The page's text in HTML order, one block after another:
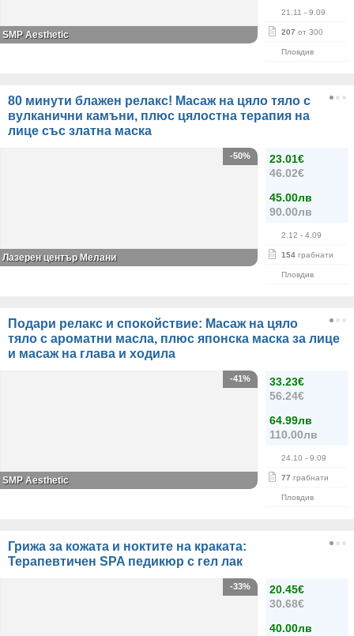
21.11 - 9.09
207 от 300
Пловдив
SMP Aesthetic
80 минути блажен релакс! Масаж на цяло тяло с
вулканични камъни, плюс цялостна терапия на
лице със златна маска
23.01€
46.02€
45.00лв
90.00лв
2.12 - 4.09
154 грабнати
Пловдив
-50%
Лазерен център Мелани
Подари релакс и спокойствие: Масаж на цяло
тяло с ароматни масла, плюс японска маска за лице
и масаж на глава и ходила
33.23€
56.24€
64.99лв
110.00лв
24.10 - 9.09
77 грабнати
Пловдив
-41%
SMP Aesthetic
Грижа за кожата и ноктите на краката:
Терапевтичен SPA педикюр с гел лак
20.45€
30.68€
40.00лв
-33%